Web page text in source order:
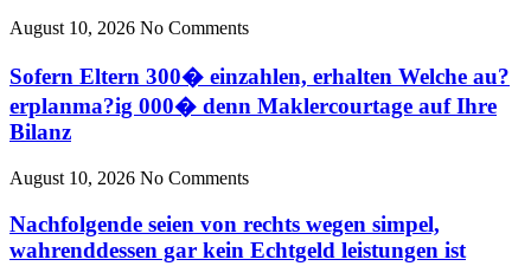
August 10, 2026 No Comments
Sofern Eltern 300� einzahlen, erhalten Welche au?
erplanma?ig 000� denn Maklercourtage auf Ihre
Bilanz
August 10, 2026 No Comments
Nachfolgende seien von rechts wegen simpel,
wahrenddessen gar kein Echtgeld leistungen ist